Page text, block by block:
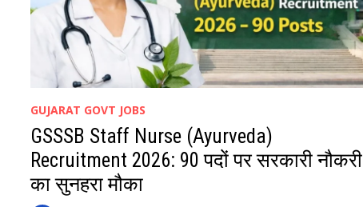
GUJARAT GOVT JOBS
GSSSB Staff Nurse (Ayurveda)
Recruitment 2026: 90 पदों पर सरकारी नौकरी
का सुनहरा मौका